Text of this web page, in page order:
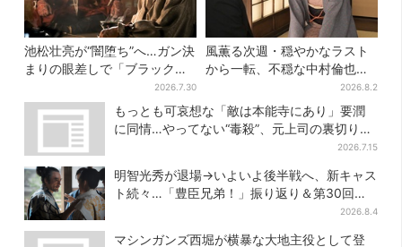
池松壮亮が“闇堕ち”へ…ガン決
まりの眼差しで「ブラック秀
吉がログイン」【豊臣兄弟】
2026.7.30
風薫る次週・穏やかなラスト
から一転、不穏な中村倫也の
登場に視聴者期待「いよいよ
登場だ」
2026.8.2
もっとも可哀想な「敵は本能寺にあり」要潤
に同情…やってない“毒殺”、元上司の裏切り
2026.7.15
明智光秀が退場→いよいよ後半戦へ、新キャス
ト続々…「豊臣兄弟！」振り返り＆第30回あ
2026.8.4
マシンガンズ西堀が横暴な大地主役として登